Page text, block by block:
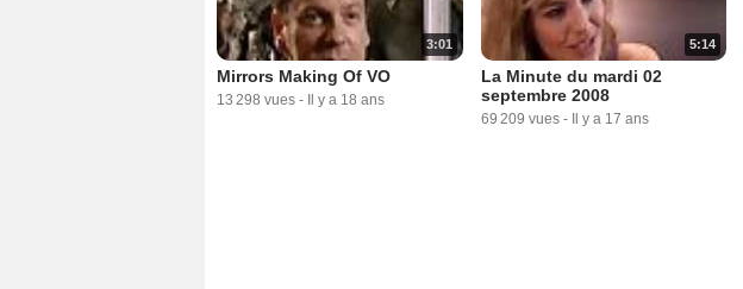
3:01
Mirrors Making Of VO
13 298 vues - Il y a 18 ans
5:14
La Minute du mardi 02
septembre 2008
69 209 vues - Il y a 17 ans